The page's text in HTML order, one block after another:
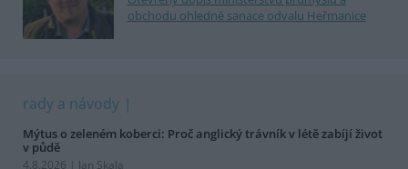
obchodu ohledně sanace odvalu Heřmanice
rady a návody
Mýtus o zeleném koberci: Proč anglický trávník v létě zabíjí život
v půdě
4.8.2026 | Jan Skala